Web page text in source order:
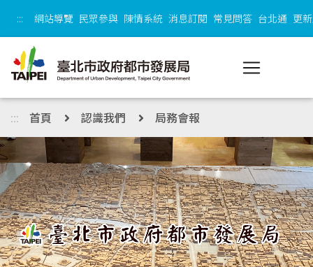
::: 網站導覽 民眾參與 陳情系統 消息訂閱 常見問答 台北通 更
::: 首頁 認識我們 局務會報